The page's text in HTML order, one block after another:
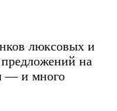
люксовых и
на
— и много